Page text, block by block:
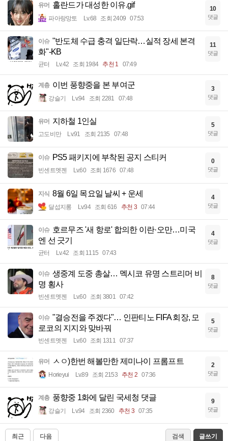
유머 홀란드가 대성한 이유.gif
파아랑망토 Lv.68 조회 2409 07:53
10
댓글
이슈 "반도체 수급 충격 일단락…실적 장세 본격
화"-KB
균터 Lv.42 조회 1984 추천 1 07:49
11
댓글
계층 이번 풍향중을 본 부여군
강슬기 Lv.94 조회 2281 07:48
3
댓글
유머 지하철 1인실
고도비만 Lv.91 조회 2135 07:48
5
댓글
이슈 PS5 패키지에 부착된 공지 스티커
빈센트멧젠 Lv.60 조회 1676 07:48
0
댓글
지식 8월 6일 목요일 날씨 + 운세
달섭지롱 Lv.94 조회 616 추천 3 07:44
4
댓글
이슈 호르무즈 '새 항로' 합의한 이란·오만…미국
엔 선 긋기
균터 Lv.42 조회 1115 07:43
4
댓글
이슈 생중계 도중 총살… 멕시코 유명 스트리머 비
명 횡사
빈센트멧젠 Lv.60 조회 3801 07:42
8
댓글
이슈 "결승전을 주겠다"… 인판티노 FIFA 회장, 모
로코의 지지와 맞바꿔
빈센트멧젠 Lv.60 조회 1311 07:37
5
댓글
유머 ㅅㅇ)한번 해볼만한 제미나이 프롬프트
Horieyui Lv.89 조회 2153 추천 2 07:36
2
댓글
계층 풍향중 1화에 달린 국세청 댓글
강슬기 Lv.94 조회 2360 추천 3 07:35
9
댓글
최근 다음 검색 글쓰기